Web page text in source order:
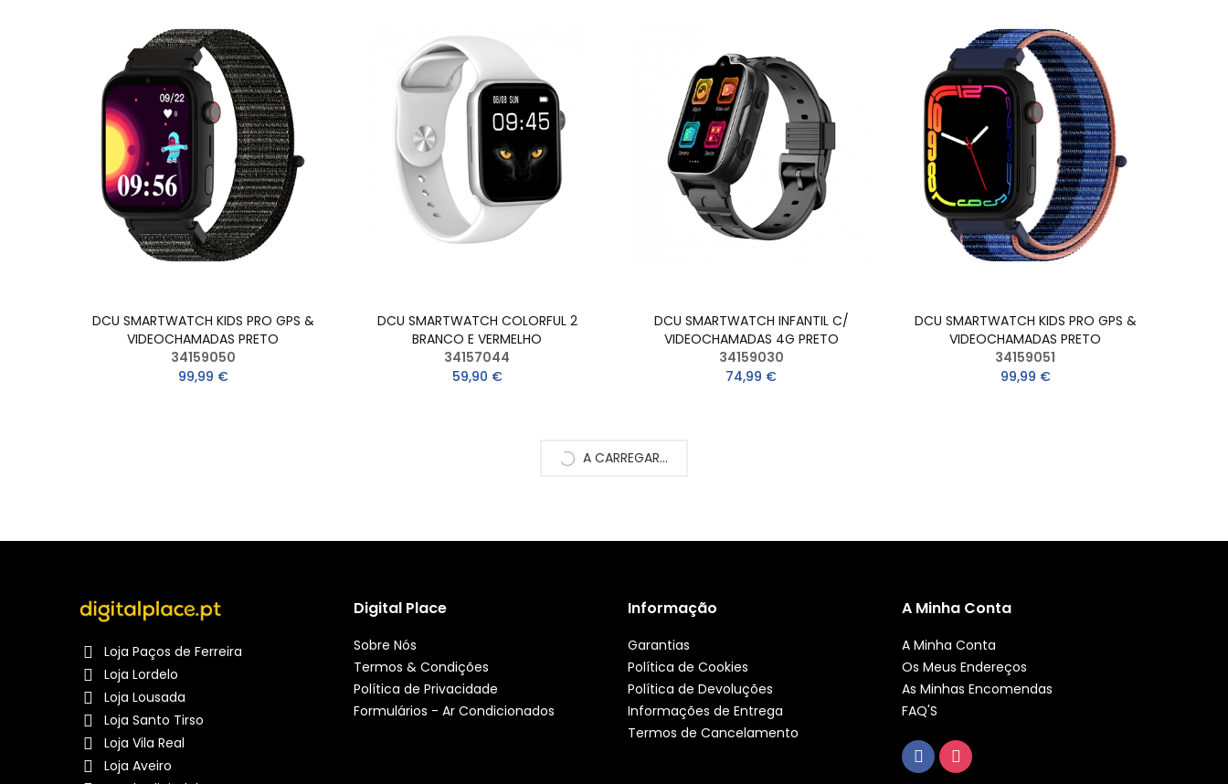
DCU SMARTWATCH KIDS PRO GPS &
VIDEOCHAMADAS PRETO
34159050
99,99 €
DCU SMARTWATCH COLORFUL 2
BRANCO E VERMELHO
34157044
59,90 €
DCU SMARTWATCH INFANTIL C/
VIDEOCHAMADAS 4G PRETO
34159030
74,99 €
DCU SMARTWATCH KIDS PRO GPS &
VIDEOCHAMADAS PRETO
34159051
99,99 €
A CARREGAR...
Loja Paços de Ferreira
Loja Lordelo
Loja Lousada
Loja Santo Tirso
Loja Vila Real
Loja Aveiro
Digital Place
Sobre Nós
Termos & Condições
Política de Privacidade
Formulários - Ar Condicionados
Informação
Garantias
Política de Cookies
Política de Devoluções
Informações de Entrega
Termos de Cancelamento
A Minha Conta
A Minha Conta
Os Meus Endereços
As Minhas Encomendas
FAQ'S